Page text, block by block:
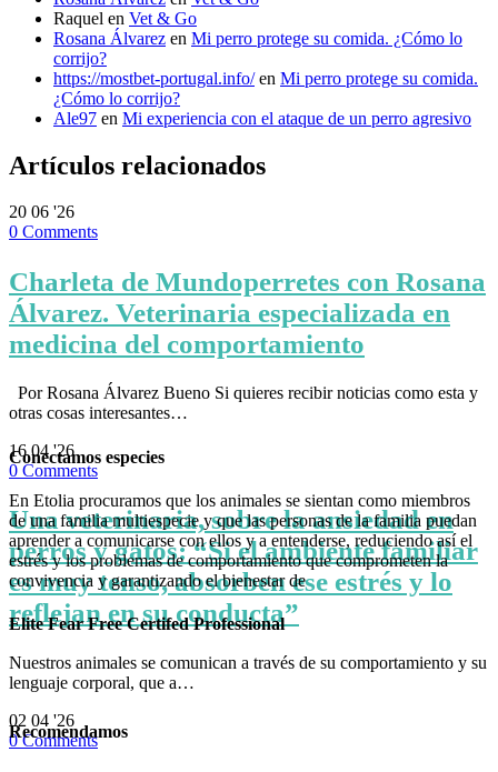
Raquel en Vet & Go
Rosana Álvarez en Mi perro protege su comida. ¿Cómo lo
corrijo?
https://mostbet-portugal.info/en Mi perro protege su comida.
¿Cómo lo corrijo?
Ale97 en Mi experiencia con el ataque de un perro agresivo
Artículos relacionados
20 06 '26
0 Comments
Charleta de Mundoperretes con Rosana
Álvarez. Veterinaria especializada en
medicina del comportamiento
Por Rosana Álvarez Bueno Si quieres recibir noticias como esta y
otras cosas interesantes…
1604 '26
0 Comments
Una veterinaria, sobre la ansiedad en
perros y gatos: “Si el ambiente familiar
es muy tenso, absorben ese estrés y lo
reflejan en su conducta”
Nuestros animales se comunican a través de su comportamiento y su
lenguaje corporal, que a…
02 04 '26
0Comments
Conectamos especies
En Etolia procuramos que los animales se sientan como miembros
de una familia multiespecie y que las personas de la familia puedan
aprender a comunicarse con ellos y a entenderse, reduciendo así el
estrés y los problemas de comportamiento que comprometen la
convivencia y garantizando el bienestar de
Elite Fear Free Certifed Professional
Recomendamos